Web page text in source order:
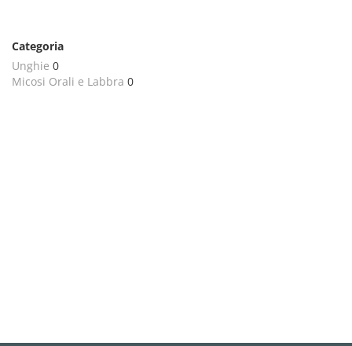
Categoria
Unghie 0
Micosi Orali e Labbra 0